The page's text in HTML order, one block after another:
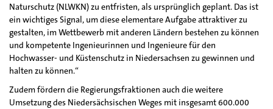
Naturschutz (NLWKN) zu entfristen, als ursprünglich geplant. Das ist
ein wichtiges Signal, um diese elementare Aufgabe attraktiver zu
gestalten, im Wettbewerb mit anderen Ländern bestehen zu können
und kompetente Ingenieurinnen und Ingenieure für den
Hochwasser- und Küstenschutz in Niedersachsen zu gewinnen und
halten zu können.“
Zudem fördern die Regierungsfraktionen auch die weitere
Umsetzung des Niedersächsischen Weges mit insgesamt 600.000